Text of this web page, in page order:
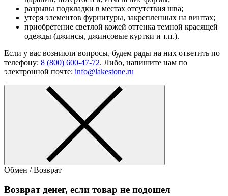
разрывы подкладки в местах отсутствия шва;
утеря элементов фурнитуры, закрепленных на винтах;
приобретение светлой кожей оттенка темной красящей
одежды (джинсы, джинсовые куртки и т.п.).
Если у вас возникли вопросы, будем рады на них ответить по
телефону: 8 (800) 600-47-72. Либо, напишите нам по
электронной почте: info@lakestone.ru
Обмен / Возврат
Возврат денег, если товар не подошел